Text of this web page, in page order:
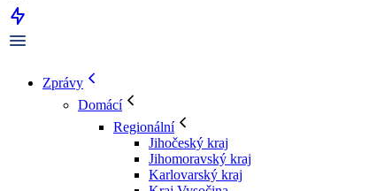
Zprávy
Domácí
Regionální
Jihočeský kraj
Jihomoravský kraj
Karlovarský kraj